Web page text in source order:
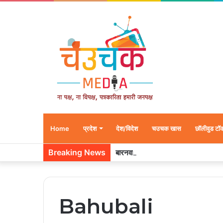
Home प्रदेश देश/विदेश चउचक खास छॉलीवुड
Breaking News बारनवापारा अभ्यारण्य में दिखा ‘मां का
Bahubali